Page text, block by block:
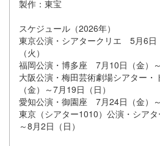
製作：東宝
スケジュール（2026年）
東京公演・シアタークリエ 5月6日
（火）
福岡公演・博多座 7月10日（金）～
大阪公演・梅田芸術劇場シアター
（金）～7月19日（日）
愛知公演・御園座 7月24日（金）～
東京（シアター1010）公演・シア
～8月2日（日）